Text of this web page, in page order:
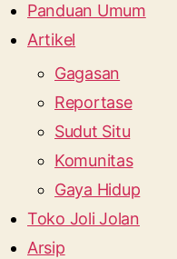
Panduan Umum
Artikel
Gagasan
Reportase
Sudut Situ
Komunitas
Gaya Hidup
Toko Joli Jolan
Arsip